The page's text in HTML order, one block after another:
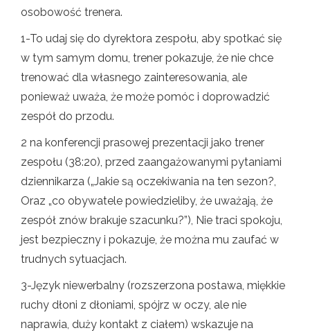
osobowość trenera.
1-To udaj się do dyrektora zespołu, aby spotkać się
w tym samym domu, trener pokazuje, że nie chce
trenować dla własnego zainteresowania, ale
ponieważ uważa, że ​​może pomóc i doprowadzić
zespół do przodu.
2 na konferencji prasowej prezentacji jako trener
zespołu (38:20), przed zaangażowanymi pytaniami
dziennikarza („Jakie są oczekiwania na ten sezon?,
Oraz „co obywatele powiedzieliby, że uważają, że
zespół znów brakuje szacunku?”), Nie traci spokoju,
jest bezpieczny i pokazuje, że można mu zaufać w
trudnych sytuacjach.
3-Język niewerbalny (rozszerzona postawa, miękkie
ruchy dłoni z dłoniami, spójrz w oczy, ale nie
naprawia, duży kontakt z ciałem) wskazuje na